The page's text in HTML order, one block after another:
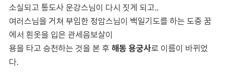
소실되고 통도사 운강스님이 다시 짓게 되고..
여러스님을 거쳐 부임한 정암스님이 백일기도를 하는 도중 꿈
에서 흰옷을 입은 관세음보살이
용을 타고 승천하는 것을 본 후 해동 용궁사로 이름이 바뀌었
다.